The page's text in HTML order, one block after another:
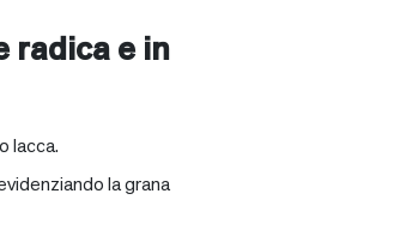
radica e in
lacca.
la grana